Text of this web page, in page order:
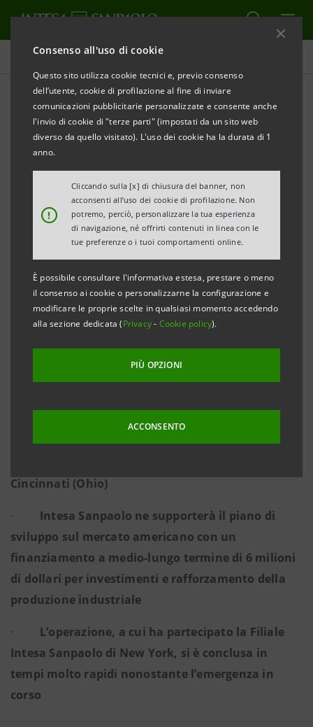
Consenso all'uso di cookie
Questo sito utilizza cookie tecnici e, previo consenso
dell’utente, cookie di profilazione al fine di inviare
comunicazioni pubblicitarie personalizzate e consente anche
l'invio di cookie di "terze parti" (impostati da un sito web
diverso da quello visitato). L'uso dei cookie ha la durata di 1
anno.
!
Cliccando sulla [x] di chiusura del banner, non
acconsenti all’uso dei cookie di profilazione. Non
potremo, perciò, personalizzare la tua esperienza
di navigazione, né offrirti contenuti in linea con le
tue preferenze o i tuoi comportamenti online.
È possibile consultare l'informativa estesa, prestare o meno
il consenso ai cookie o personalizzarne la configurazione e
modificare le proprie scelte in qualsiasi momento accedendo
alla sezione dedicata (Privacy- Cookie policy).
PIÙ OPZIONI
ACCONSENTO
Comunicati stampa
STAMPA AGGIORNA
COMUNICATO STAMPA
INTESA SANPAOLO SUPPORTA LA CRESCITA
INTERNAZIONALE DI EUROSTAMPA
FINANZIAMENTO ALLA SUSSIDIARIA AMERICANA
ATTRAVERSO INTESA SANPAOLO NEW YORK
·Eurostampa è un gruppo a conduzione
famigliare con il cuore nella Langa, cresciuto in
uniche nella produzione di etichette di alta qualità
·Nel 2007 l’azienda inizia l’espansione negli
Cincinnati (Ohio)
· Intesa Sanpaolo ne supporterà il piano di
sviluppo sul mercato americano con un
finanziamento a medio-lungo termine di 6 milioni
di dollari per investimenti e rafforzamento della
produzione industriale
· L’operazione, a cui ha partecipato la Filiale
Intesa Sanpaolo di New York, si è conclusa in
tempi molto rapidi nonostante l’emergenza in
corso